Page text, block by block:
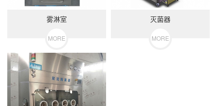
雾淋室
MORE
灭菌器
MORE